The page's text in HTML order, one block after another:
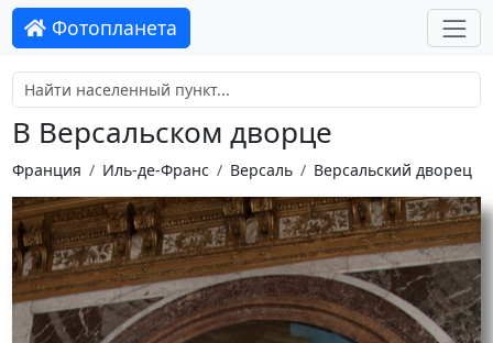
Фотопланета
В Версальском дворце
Франция Иль-де-Франс Версаль Версальский дворец